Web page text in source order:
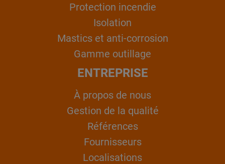
Protection incendie
Isolation
Mastics et anti-corrosion
Gamme outillage
ENTREPRISE
À propos de nous
Gestion de la qualité
Références
Fournisseurs
Localisations